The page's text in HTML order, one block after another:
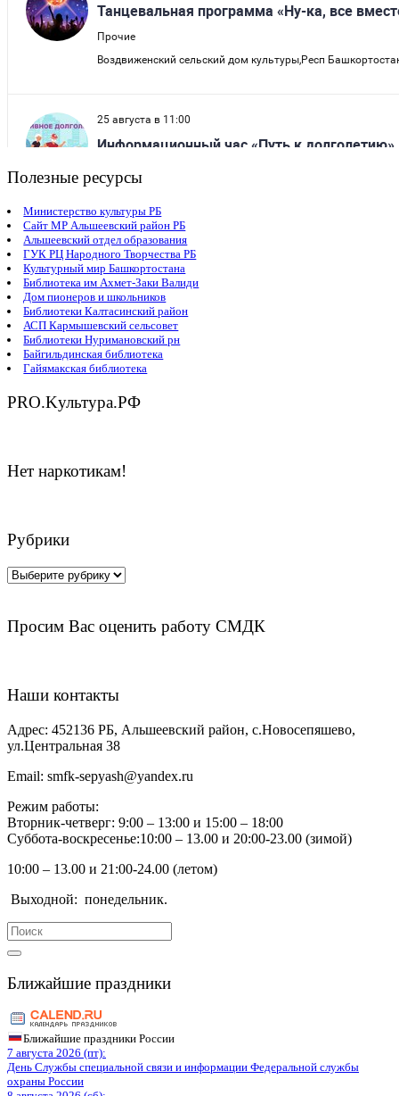
Полезные ресурсы
Министерство культуры РБ
Сайт МР Альшеевский район РБ
Альшеевский отдел образования
ГУК РЦ Народного Творчества РБ
Культурный мир Башкортостана
Библиотека им Ахмет-Заки Валиди
Дом пионеров и школьников
Библиотеки Калтасинский район
АСП Кармышевский сельсовет
Библиотеки Нуримановский рн
Байгильдинская библиотека
Гайямакская библиотека
PRO.Kультура.РФ
Нет наркотикам!
Рубрики
Рубрики
Просим Вас оценить работу СМДК
Наши контакты
Адрес: 452136 РБ, Альшеевский район, с.Новосепяшево,
ул.Центральная 38
Email: smfk-sepyash@yandex.ru
Режим работы:
Вторник-четверг: 9:00 – 13:00 и 15:00 – 18:00
Суббота-воскресенье:10:00 – 13.00 и 20:00-23.00 (зимой)
10:00 – 13.00 и 21:00-24.00 (летом)
Выходной: понедельник.
Search
for:
Ближайшие праздники
Ближайшие праздники России
7 августа 2026 (пт):
День Службы специальной связи и информации Федеральной службы
охраны России